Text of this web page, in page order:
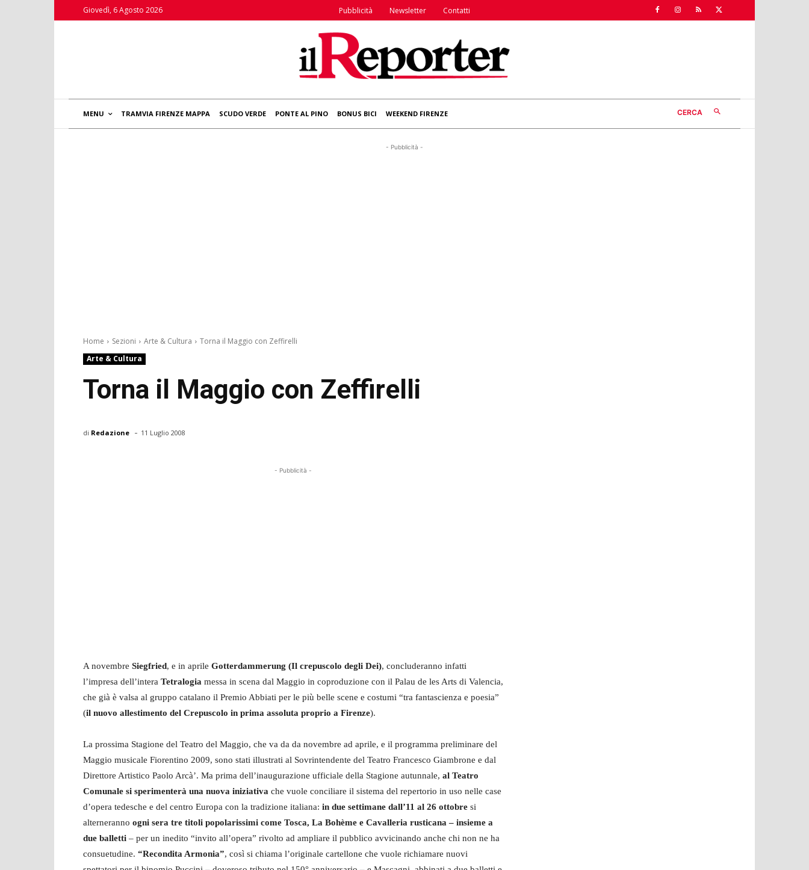
Giovedì, 6 Agosto 2026 Pubblicità Newsletter Contatti
MENU TRAMVIA FIRENZE MAPPA SCUDO VERDE PONTE AL PINO BONUS BICI WEEKEND FIRENZE CERCA
- Pubblicità -
Home Sezioni Arte & Cultura
Torna il Maggio con Zeffirelli
Arte & Cultura
Torna il Maggio con Zeffirelli
di Redazione - 11 Luglio 2008
- Pubblicità -
A novembre Siegfried, e in aprile Gotterdammerung (Il crepuscolo degli Dei), concluderanno infatti
l’impresa dell’intera Tetralogia messa in scena dal Maggio in coproduzione con il Palau de les Arts di Valencia,
che già è valsa al gruppo catalano il Premio Abbiati per le più belle scene e costumi “tra fantascienza e poesia”
(il nuovo allestimento del Crepuscolo in prima assoluta proprio a Firenze).
La prossima Stagione del Teatro del Maggio, che va da da novembre ad aprile, e il programma preliminare del
Maggio musicale Fiorentino 2009, sono stati illustrati al Sovrintendente del Teatro Francesco Giambrone e dal
Direttore Artistico Paolo Arcà’. Ma prima dell’inaugurazione ufficiale della Stagione autunnale, al Teatro
Comunale si sperimenterà una nuova iniziativa che vuole conciliare il sistema del repertorio in uso nelle case
d’opera tedesche e del centro Europa con la tradizione italiana: in due settimane dall’11 al 26 ottobre si
alterneranno ogni sera tre titoli popolarissimi come Tosca, La Bohème e Cavalleria rusticana – insieme a
due balletti – per un inedito “invito all’opera” rivolto ad ampliare il pubblico avvicinando anche chi non ne ha
consuetudine. “Recondita Armonia”, così si chiama l’originale cartellone che vuole richiamare nuovi